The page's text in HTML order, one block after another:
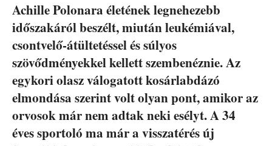
Achille Polonara életének legnehezebb
időszakáról beszélt, miután leukémiával,
csontvelő-átültetéssel és súlyos
szövődményekkel kellett szembenéznie. Az
egykori olasz válogatott kosárlabdázó
elmondása szerint volt olyan pont, amikor az
orvosok már nem adtak neki esélyt. A 34
éves sportoló ma már a visszatérés új